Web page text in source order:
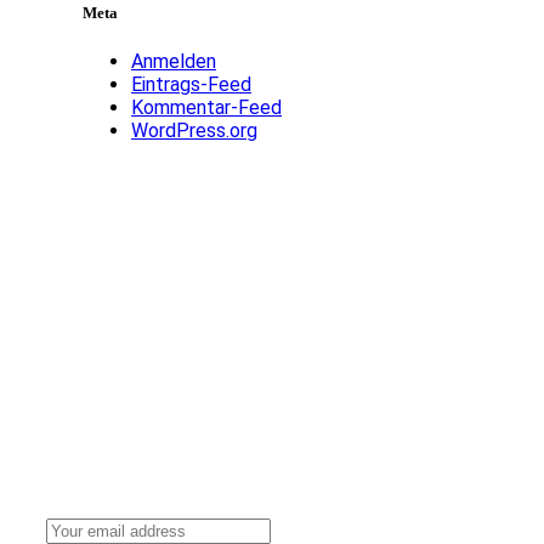
Meta
Anmelden
Eintrags-Feed
Kommentar-Feed
WordPress.org